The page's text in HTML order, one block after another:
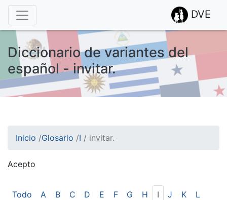
DVE
Diccionario de variantes del
español - invitar.
Inicio /Glosario /I / invitar.
Acepto
Esto nos ayuda a recolectar estadísticas de las visitas.
Todo A B C D E F G H I J K
L